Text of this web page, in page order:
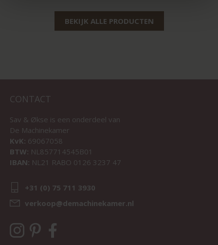
BEKIJK ALLE PRODUCTEN
CONTACT
Sav & Økse is een onderdeel van
De Machinekamer
KvK: 69067058
BTW: NL857714545B01
IBAN: NL21 RABO 0126 3237 47
+31 (0) 75 711 3930
verkoop@demachinekamer.nl